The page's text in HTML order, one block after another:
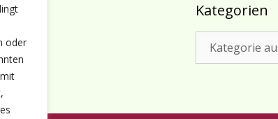
oder
Kategorien